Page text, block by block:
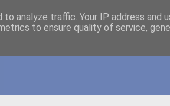
analyze traffic. Your IP address and
to ensure quality of service,